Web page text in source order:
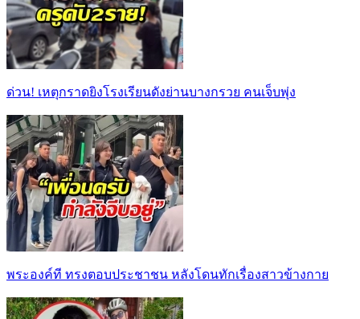
ด่วน! เหตุกราดยิงโรงเรียนดังย่านบางกรวย คนเจ็บพุ่ง
พระองค์ที ทรงตอบประชาชน หลังโดนทักเรื่องสาวข้างกาย